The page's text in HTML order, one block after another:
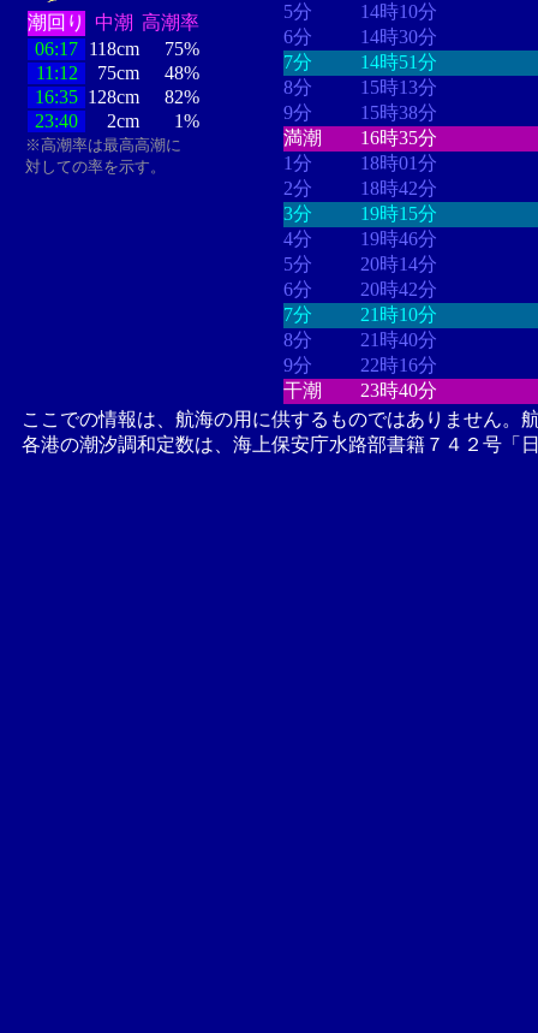
潮回り 中潮 高潮率
06:17 118cm
75%
11:12
75cm
48%
16:35 128cm
82%
23:40
2cm 1%
※高潮率は最高高潮に
対しての率を示す。
5分
14時10分
6分
14時30分
7分
14時51分
8分
15時13分
9分
15時38分
満潮
16時35分
1分
18時01分
2分
18時42分
3分
19時15分
4分
19時46分
5分
20時14分
6分
20時42分
7分
21時10分
8分
21時40分
9分
22時16分
干潮
23時40分
ここでの情報は、航海の用に供するものではありません。
各港の潮汐調和定数は、海上保安庁水路部書籍７４２号「